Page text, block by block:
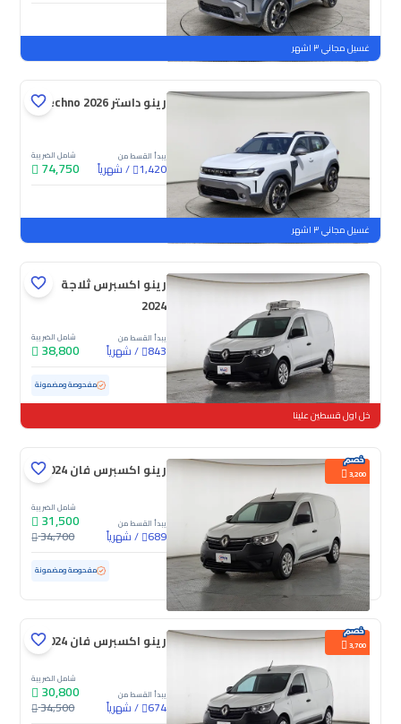
جديدة
غسيل مجاني ٣ اشهر
رينو داستر Techno 2026
يبدأ القسط من
1,420
/شهرياً
شامل الضريبة
74,750
جديدة
غسيل مجاني ٣ اشهر
رينو اكسبرس ثلاجة
2024
يبدأ القسط من
843
/شهرياً
شامل الضريبة
38,800
مستعملة 91,751 كم مفحوصة ومضمونة
خل اول قسطين علينا
3,200 رينو اكسبرس فان 2024
يبدأ القسط من
689
/شهرياً
شامل الضريبة
31,500
34,700
مستعملة 76,227 كم مفحوصة ومضمونة
3,700 رينو اكسبرس فان 2024
يبدأ القسط من
674
/شهرياً
شامل الضريبة
30,800
34,500